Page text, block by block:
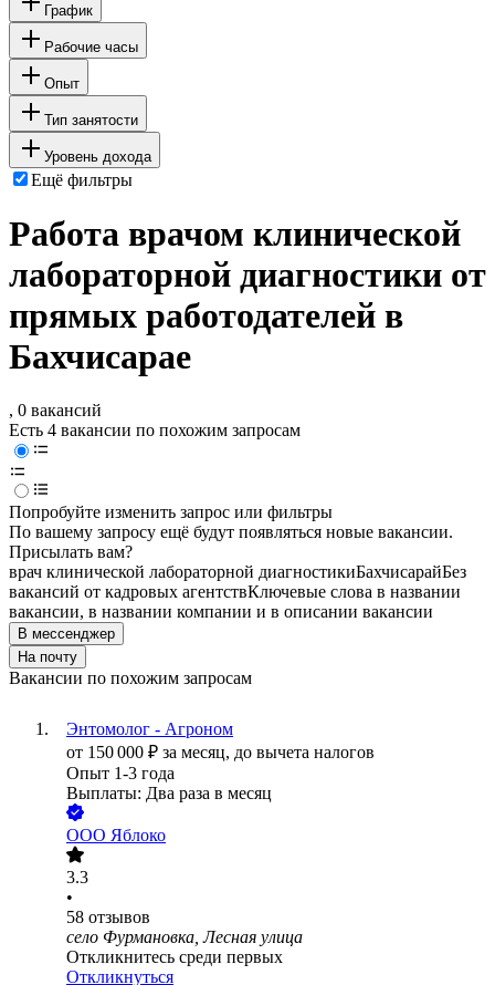
График
Рабочие часы
Опыт
Тип занятости
Уровень дохода
Ещё фильтры
Работа врачом клинической
лабораторной диагностики от
прямых работодателей в
Бахчисарае
, 0 вакансий
Есть 4 вакансии по похожим запросам
Попробуйте изменить запрос или фильтры
По вашему запросу ещё будут появляться новые вакансии.
Присылать вам?
врач клинической лабораторной диагностикиБахчисарайБез
вакансий от кадровых агентствКлючевые слова в названии
вакансии, в названии компании и в описании вакансии
В мессенджер
На почту
Вакансии по похожим запросам
Энтомолог - Агроном
от 150 000 ₽ за месяц, до вычета налогов
Опыт 1-3 года
Выплаты: Два раза в месяц
ООО Яблоко
3.3
•
58 отзывов
село Фурмановка, Лесная улица
Откликнитесь среди первых
Откликнуться